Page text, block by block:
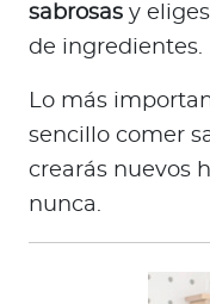
sabrosas y
de ingredientes.
Lo más
sencillo comer
crearás nuevos
nunca.